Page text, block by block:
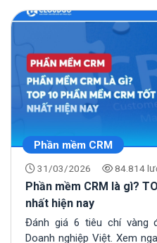
Phần mềm CRM
31/03/2026 84.814
Phần mềm CRM là gì?
nhất hiện nay
Đánh giá 6 tiêu chí vàng
Doanh nghiệp Việt. Xem